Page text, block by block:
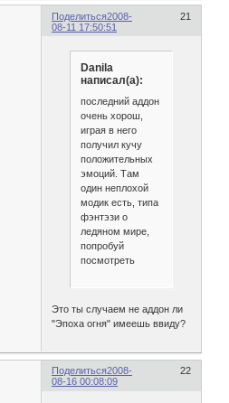
Поделиться 21
2008-
08-11 17:50:51
Danila
написал(а):
последний аддон
очень хорош,
играя в него
получил кучу
положительных
эмоций. Там
один неплохой
модик есть, типа
фэнтэзи о
ледяном мире,
попробуй
посмотреть
Это ты случаем не аддон ли
"Эпоха огня" имеешь ввиду?
Поделиться 22
2008-
08-16 00:08:09